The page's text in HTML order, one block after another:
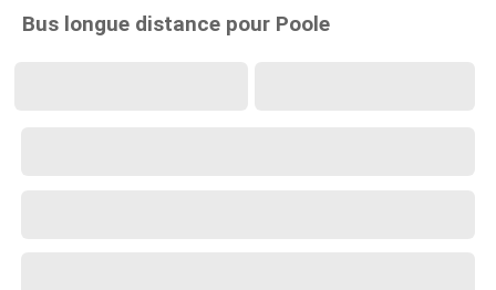
Bus longue distance pour Poole